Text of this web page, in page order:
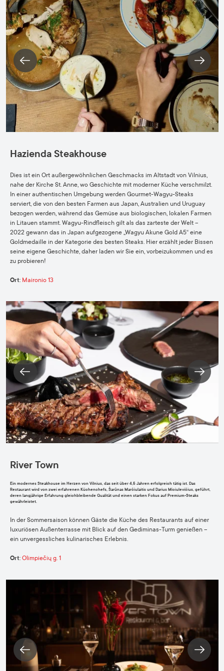
Hazienda Steakhouse
Dies ist ein Ort außergewöhnlichen Geschmacks im Altstadt von Vilnius,
nahe der Kirche St. Anne, wo Geschichte mit moderner Küche verschmilzt.
In einer authentischen Umgebung werden Gourmet-Wagyu-Steaks
serviert, die von den besten Farmen aus Japan, Australien und Uruguay
bezogen werden, während das Gemüse aus biologischen, lokalen Farmen
in Litauen stammt. Wagyu-Rindfleisch gilt als das zarteste der Welt –
2022 gewann das in Japan aufgezogene „Wagyu Akune Gold A5“ eine
Goldmedaille in der Kategorie des besten Steaks. Hier erzählt jeder Bissen
seine eigene Geschichte, daher laden wir Sie ein, vorbeizukommen und es
zu probieren!
Ort: Maironio 13
River Town
Ein modernes Steakhouse im Herzen von Vilnius, das seit über 4,5 Jahren erfolgreich tätig ist. Das
Restaurant wird von zwei erfahrenen Küchenchefs, Šarūnas Marčiulaitis und Darius Miciulevičius, geführt,
deren langjährige Erfahrung gleichbleibende Qualität und einen starken Fokus auf Premium-Steaks
gewährleistet.
In der Sommersaison können Gäste die Küche des Restaurants auf einer
luxuriösen Außenterrasse mit Blick auf den Gediminas-Turm genießen –
ein unvergessliches kulinarisches Erlebnis.
Ort: Olimpiečių g. 1